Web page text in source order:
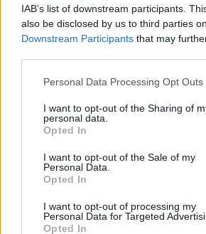
IAB’s list of downstream participants.
also be disclosed by us to third parties
Downstream Participants that may
Personal Data Processing Opt Outs
I want to opt-out of the Sharing of
personal data.
Opted In
I want to opt-out of the Sale of my
Personal Data.
Opted In
I want to opt-out of processing my
Personal Data for Targeted
Opted In
Ακούστε το «Του Ντεμοντέ &
YouTube και στο Mad.gr.
Στίχοι
Δεν έχουν προστεθεί στίχοι για
Ακούστε στο Spotify